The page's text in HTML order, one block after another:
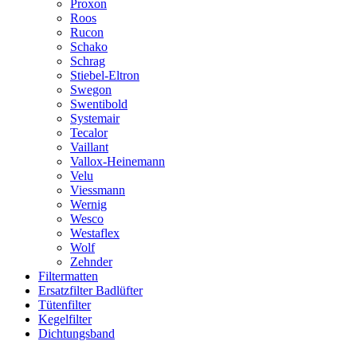
Proxon
Roos
Rucon
Schako
Schrag
Stiebel-Eltron
Swegon
Swentibold
Systemair
Tecalor
Vaillant
Vallox-Heinemann
Velu
Viessmann
Wernig
Wesco
Westaflex
Wolf
Zehnder
Filtermatten
Ersatzfilter Badlüfter
Tütenfilter
Kegelfilter
Dichtungsband